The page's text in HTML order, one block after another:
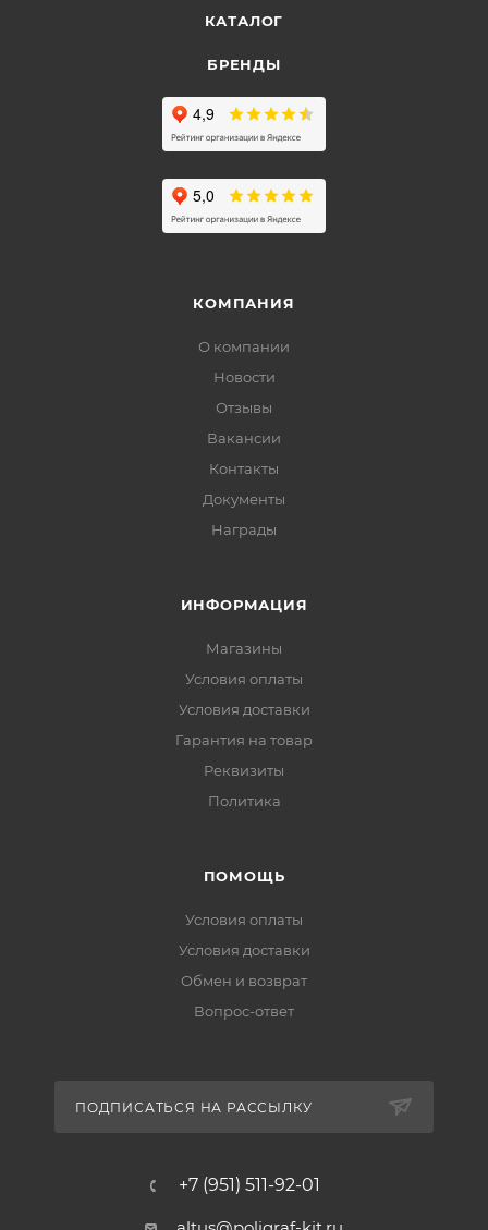
КАТАЛОГ
БРЕНДЫ
КОМПАНИЯ
О компании
Новости
Отзывы
Вакансии
Контакты
Документы
Награды
ИНФОРМАЦИЯ
Магазины
Условия оплаты
Условия доставки
Гарантия на товар
Реквизиты
Политика
ПОМОЩЬ
Условия оплаты
Условия доставки
Обмен и возврат
Вопрос-ответ
ПОДПИСАТЬСЯ НА РАССЫЛКУ
+7 (951) 511-92-01